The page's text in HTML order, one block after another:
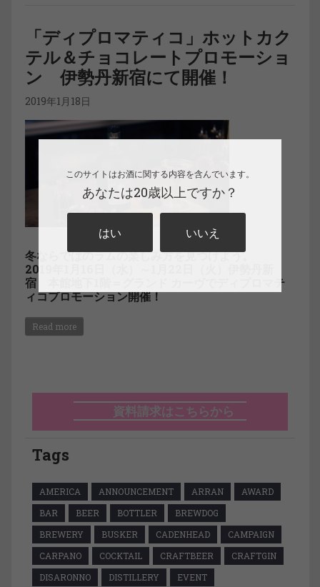
「ディプロマティコ」ホットカク
テル＆チョコレートプロモーショ
ン 伊勢丹新宿にて開催！
2019年1月18日
冬ならではのラムの楽しみ方を見つけよう。
2019年1月16日（水）～1月22日（火）伊勢丹新
宿 本館地下1階＝グランド カーヴでディプロマテ
ィコプロモーション開催！
Read more
資料請求はこちらから
Tags
AMERICA ANNOUNCEMENT ARRAN
AWARD
BAR
BEER BOTTLER
BREWDOG
BREWERY
BUSKER CADENHEAD
CAMPAIGN
CARPANO
COCKTAIL CRAFTBEER
CRAFTGIN
DISARONNO
DISTILLERY
EVENT
このサイトはお酒に関する内容を含んでいます。
あなたは20歳以上ですか？
はい いいえ